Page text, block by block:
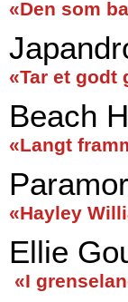
«Den som
«Tar et godt
Beach
«Langt
«Hayley
Ellie
«I